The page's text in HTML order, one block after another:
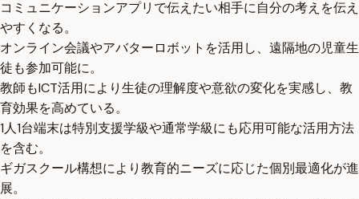
コミュニケーションアプリで伝えたい相手に自分の考えを伝え
やすくなる。
オンライン会議やアバターロボットを活用し、遠隔地の児童生
徒も参加可能に。
教師もICT活用により生徒の理解度や意欲の変化を実感し、教
育効果を高めている。
1人1台端末は特別支援学級や通常学級にも応用可能な活用方法
を含む。
ギガスクール構想により教育的ニーズに応じた個別最適化が進
展。